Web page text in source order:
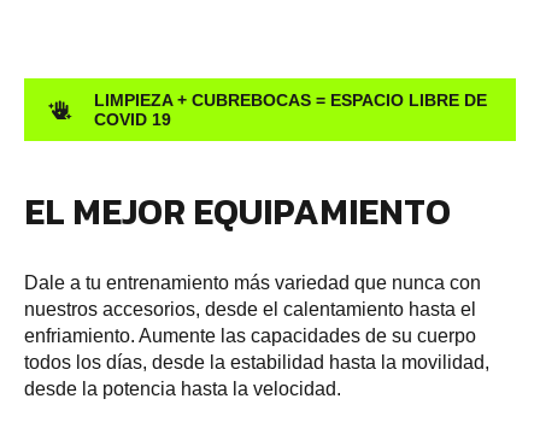
LIMPIEZA + CUBREBOCAS = ESPACIO LIBRE DE
COVID 19
EL MEJOR EQUIPAMIENTO
Dale a tu entrenamiento más variedad que nunca con
nuestros accesorios, desde el calentamiento hasta el
enfriamiento. Aumente las capacidades de su cuerpo
todos los días, desde la estabilidad hasta la movilidad,
desde la potencia hasta la velocidad.